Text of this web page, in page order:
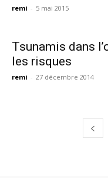
remi - 5 mai 2015
Tsunamis dans
les risques
remi - 27 décembre 2014